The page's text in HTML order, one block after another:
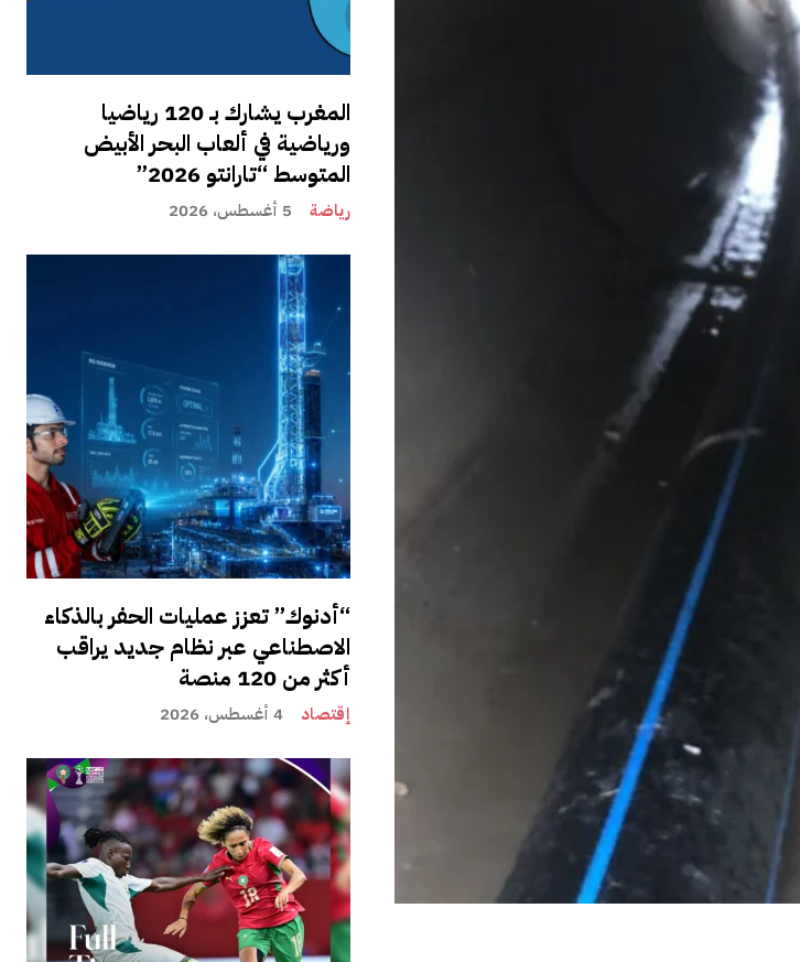
المغرب يشارك بـ 120 رياضيا
ورياضية في ألعاب البحر الأبيض
المتوسط “تارانتو 2026”
رياضة 5 أغسطس، 2026
“أدنوك” تعزز عمليات الحفر بالذكاء
الاصطناعي عبر نظام جديد يراقب
أكثر من 120 منصة
إقتصاد 4 أغسطس، 2026